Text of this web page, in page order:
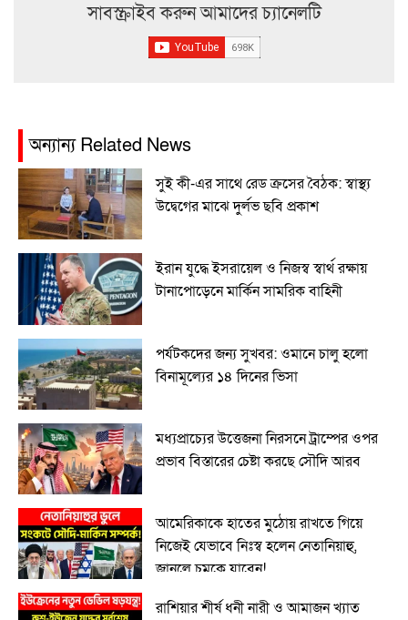
সাবস্ক্রাইব করুন আমাদের চ্যানেলটি
অন্যান্য Related News
সুই কী-এর সাথে রেড ক্রসের বৈঠক: স্বাস্থ্য
উদ্বেগের মাঝে দুর্লভ ছবি প্রকাশ
ইরান যুদ্ধে ইসরায়েল ও নিজস্ব স্বার্থ রক্ষায়
টানাপোড়েনে মার্কিন সামরিক বাহিনী
পর্যটকদের জন্য সুখবর: ওমানে চালু হলো
বিনামূল্যের ১৪ দিনের ভিসা
মধ্যপ্রাচ্যের উত্তেজনা নিরসনে ট্রাম্পের ওপর
প্রভাব বিস্তারের চেষ্টা করছে সৌদি আরব
আমেরিকাকে হাতের মুঠোয় রাখতে গিয়ে
নিজেই যেভাবে নিঃস্ব হলেন নেতানিয়াহু,
জানলে চমকে যাবেন!
রাশিয়ার শীর্ষ ধনী নারী ও আমাজন খ্যাত